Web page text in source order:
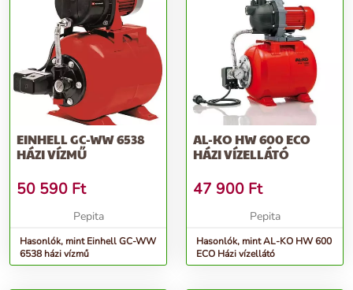
EINHELL GC-WW 6538
HÁZI VÍZMŰ
50 590 Ft
Pepita
Hasonlók, mint Einhell GC-WW
6538 házi vízmű
AL-KO HW 600 ECO
HÁZI VÍZELLÁTÓ
47 900 Ft
Pepita
Hasonlók, mint AL-KO HW 600
ECO Házi vízellátó